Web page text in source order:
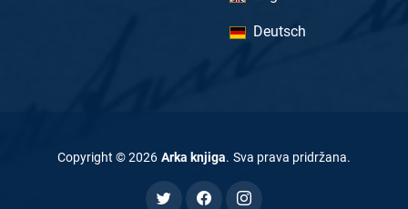
Deutsch
Copyright ©2026 Arka knjiga. Sva prava pridržana.